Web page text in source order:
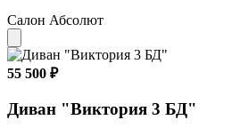
Салон Абсолют
55 500 ₽
Диван "Виктория 3 БД"